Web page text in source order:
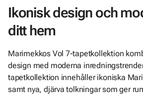
Ikonisk design och
ditt hem
Marimekkos Vol 7-tapetkollektion
design med moderna
tapetkollektion innehåller ikoniska
samt nya, djärva tolkningar som ger